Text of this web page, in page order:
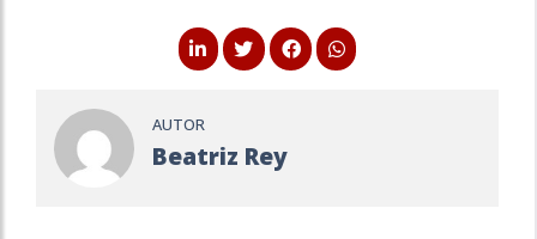
AUTOR
Beatriz Rey